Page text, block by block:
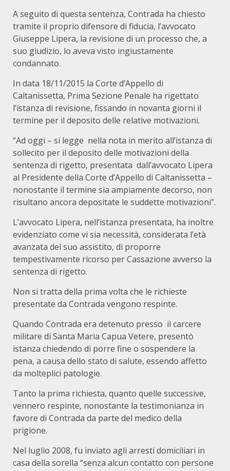
A seguito di questa sentenza, Contrada ha chiesto
tramite il proprio difensore di fiducia, l’avvocato
Giuseppe Lipera, la revisione di un processo che, a
suo giudizio, lo aveva visto ingiustamente
condannato.
In data 18/11/2015 la Corte d’Appello di
Caltanissetta, Prima Sezione Penale ha rigettato
l’istanza di revisione, fissando in novanta giorni il
termine per il deposito delle relative motivazioni.
“Ad oggi – si legge nella nota in merito all’istanza di
sollecito per il deposito delle motivazioni della
sentenza di rigetto, presentata dall’avvocato Lipera
al Presidente della Corte d’Appello di Caltanissetta –
nonostante il termine sia ampiamente decorso, non
risultano ancora depositate le suddette motivazioni”.
L’avvocato Lipera, nell’istanza presentata, ha inoltre
evidenziato come vi sia necessità, considerata l’età
avanzata del suo assistito, di proporre
tempestivamente ricorso per Cassazione avverso la
sentenza di rigetto.
Non si tratta della prima volta che le richieste
presentate da Contrada vengono respinte.
Quando Contrada era detenuto presso il carcere
militare di Santa Maria Capua Vetere, presentò
istanza chiedendo di porre fine o sospendere la
pena, a causa dello stato di salute, essendo affetto
da molteplici patologie.
Tanto la prima richiesta, quanto quelle successive,
vennero respinte, nonostante la testimonianza in
favore di Contrada da parte del medico della
prigione.
Nel luglio 2008, fu inviato agli arresti domiciliari in
casa della sorella “senza alcun contatto con persone